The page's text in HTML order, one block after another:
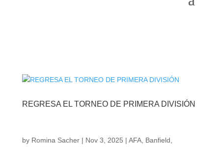
REGRESA EL TORNEO DE PRIMERA DIVISIÓN
by Romina Sacher| Nov 3, 2025 | AFA, Banfield